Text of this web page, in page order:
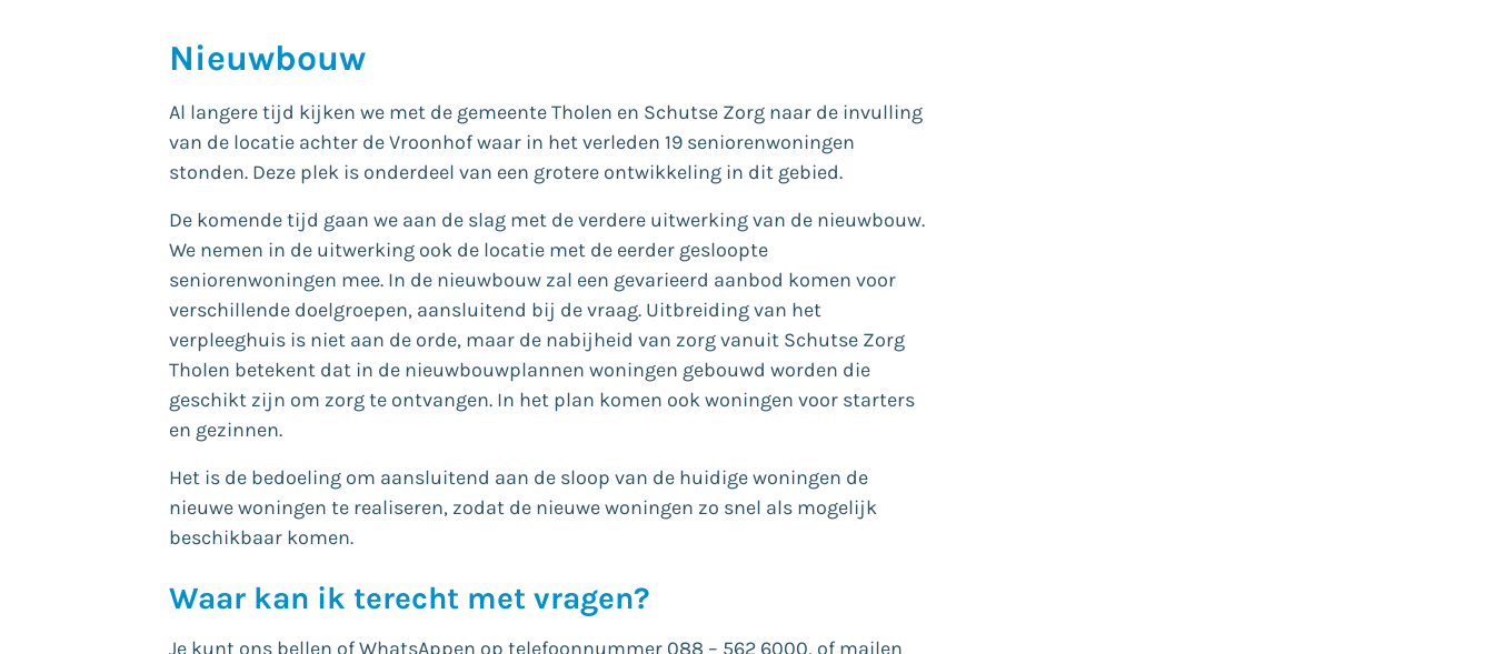
Nieuwbouw
Al langere tijd kijken we met de gemeente Tholen en Schutse Zorg naar de invulling
van de locatie achter de Vroonhof waar in het verleden 19 seniorenwoningen
stonden. Deze plek is onderdeel van een grotere ontwikkeling in dit gebied.
De komende tijd gaan we aan de slag met de verdere uitwerking van de nieuwbouw.
We nemen in de uitwerking ook de locatie met de eerder gesloopte
seniorenwoningen mee. In de nieuwbouw zal een gevarieerd aanbod komen voor
verschillende doelgroepen, aansluitend bij de vraag. Uitbreiding van het
verpleeghuis is niet aan de orde, maar de nabijheid van zorg vanuit Schutse Zorg
Tholen betekent dat in de nieuwbouwplannen woningen gebouwd worden die
geschikt zijn om zorg te ontvangen. In het plan komen ook woningen voor starters
en gezinnen.
Het is de bedoeling om aansluitend aan de sloop van de huidige woningen de
nieuwe woningen te realiseren, zodat de nieuwe woningen zo snel als mogelijk
beschikbaar komen.
Waar kan ik terecht met vragen?
Je kunt ons bellen of WhatsAppen op telefoonnummer 088 – 562 6000, of mailen